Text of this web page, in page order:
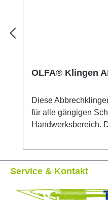
OLFA® Klingen
Diese
für alle gängigen
Handwerksbereich.
bewährten
Produktionsprozess
Schnittgenauigkeit
Service & Kontakt